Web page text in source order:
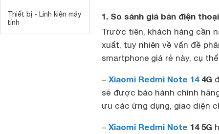
Thiết bị - Linh kiện máy
tính
1. So sánh giá bán điện
Trước tiên, khách hàng cần
xuất, tuy nhiên về vấn đề
smartphone giá rẻ này, cụ
– Xiaomi Redmi Note 144G
sẽ được bảo hành chính
ưu các ứng dụng, giao diện
– Xiaomi Redmi Note 14 5G